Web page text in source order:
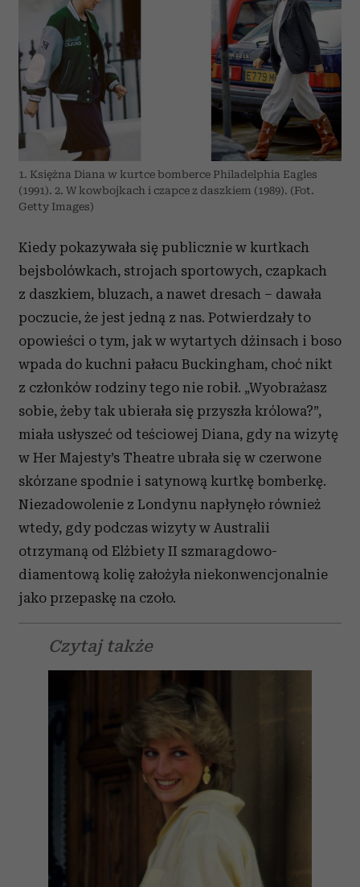
1. Księżna Diana w kurtce bomberce Philadelphia Eagles
(1991). 2. W kowbojkach i czapce z daszkiem (1989). (Fot.
Getty Images)
Kiedy pokazywała się publicznie w kurtkach
bejsbolówkach, strojach sportowych, czapkach
z daszkiem, bluzach, a nawet dresach – dawała
poczucie, że jest jedną z nas. Potwierdzały to
opowieści o tym, jak w wytartych dżinsach i boso
wpada do kuchni pałacu Buckingham, choć nikt
z członków rodziny tego nie robił. „Wyobrażasz
sobie, żeby tak ubierała się przyszła królowa?”,
miała usłyszeć od teściowej Diana, gdy na wizytę
w Her Majesty’s Theatre ubrała się w czerwone
skórzane spodnie i satynową kurtkę bomberkę.
Niezadowolenie z Londynu napłynęło również
wtedy, gdy podczas wizyty w Australii
otrzymaną od Elżbiety II szmaragdowo-
diamentową kolię założyła niekonwencjonalnie
jako przepaskę na czoło.
Czytaj także